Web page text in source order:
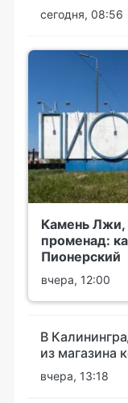
сегодня, 08:56
Камень
променад:
Пионерский
вчера, 12:00
В
из магазина
вчера, 13:18